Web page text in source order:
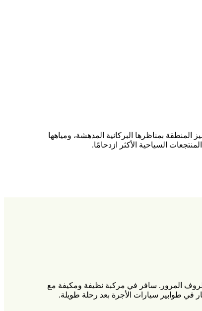
المنطقة بمناظرها البركانية المدهشة، ومياهها
السياحية الأكثر ازدحامًا.
إلى كالاو سالفاج مسافة تقارب 15 كيلومترًا ويستغرق حوالي 20 إلى 25 دقيقة، حسب ظروف المرور. سافر في مركبة نظيفة ومكيفة مع
طوابير سيارات الأجرة بعد رحلة طويلة.